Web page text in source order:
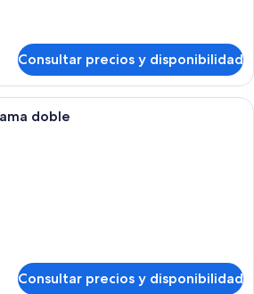
Consultar precios y disponibilidad
Habitación de hotel con una cama
doble
Consultar precios y disponibilidad